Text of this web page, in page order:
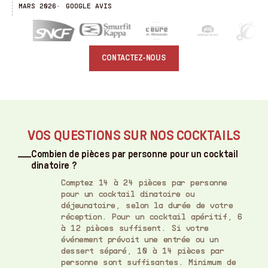
MARS 2026
GOOGLE AVIS
CONTACTEZ-NOUS
VOS QUESTIONS SUR NOS COCKTAILS
Combien de pièces par personne pour un cocktail
dinatoire ?
Comptez 14 à 24 pièces par personne
pour un cocktail dinatoire ou
déjeunatoire, selon la durée de votre
réception. Pour un cocktail apéritif, 6
à 12 pièces suffisent. Si votre
événement prévoit une entrée ou un
dessert séparé, 10 à 14 pièces par
personne sont suffisantes. Minimum de